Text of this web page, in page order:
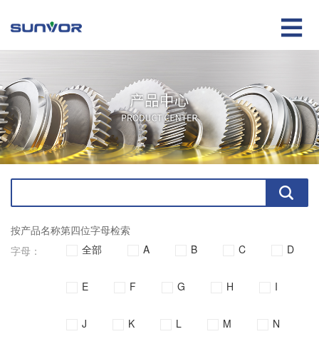

按产品名称第四位字母检索
字母：
全部 A B C D
E F G H I
J K L M N